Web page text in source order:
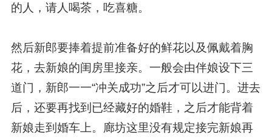
的人，请人喝茶，吃喜糖。
然后新郎要捧着提前准备好的鲜花以及佩戴着胸
花，去新娘的闺房里接亲。一般会由伴娘设下三
道门，新郎一一“冲关成功”之后才可以进门。进去
后，还要再找到已经藏好的婚鞋，之后才能背着
新娘走到婚车上。廊坊这里没有规定接完新娘再